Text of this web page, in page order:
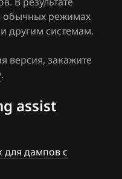
обычных режимах
другим системам.
версия, закажите
.
assist
для дампов с